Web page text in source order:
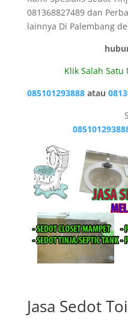
081368827489 dan
lainnya Di Palembang
Klik Salah
085101293888 atau
Jasa Sedot